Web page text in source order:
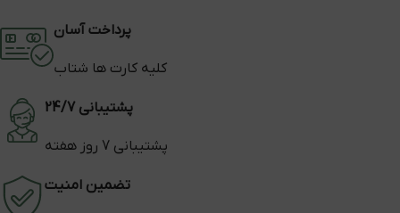
پرداخت آسان
کلیه کارت ها شتاب
پشتیبانی 24/7
پشتیبانی 7 روز هفته
تضمین امنیت